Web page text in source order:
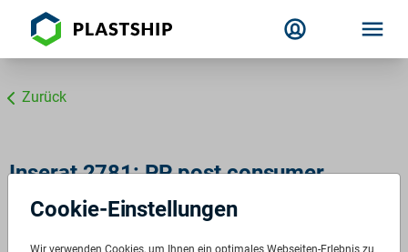
Zurück
Inserat 2781: PP post consumer
schwarz
Cookie-Einstellungen
Wir verwenden Cookies, um Ihnen ein optimales Webseiten-Erlebnis zu